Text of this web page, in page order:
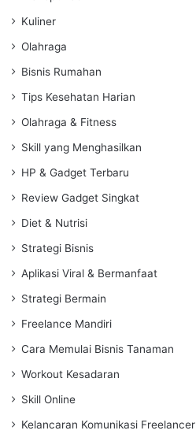
Kuliner
Olahraga
Bisnis Rumahan
Tips Kesehatan Harian
Olahraga & Fitness
Skill yang Menghasilkan
HP & Gadget Terbaru
Review Gadget Singkat
Diet & Nutrisi
Strategi Bisnis
Aplikasi Viral & Bermanfaat
Strategi Bermain
Freelance Mandiri
Cara Memulai Bisnis Tanaman
Workout Kesadaran
Skill Online
Kelancaran Komunikasi Freelancer